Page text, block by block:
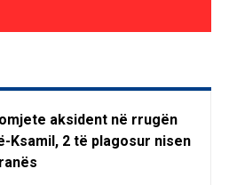
aksident në rrugën
Ksamil, 2 të plagosur nisen